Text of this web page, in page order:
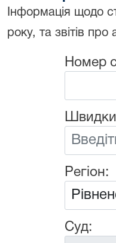
Інформація щодо
року, та звітів
Номер
Регіон:
Суд: